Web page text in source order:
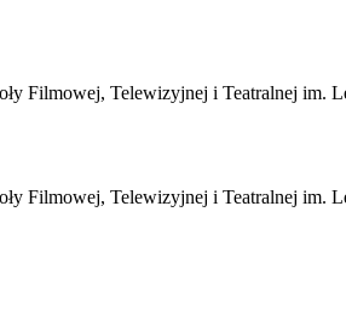
Filmowej, Telewizyjnej i Teatralnej
Filmowej, Telewizyjnej i Teatralnej